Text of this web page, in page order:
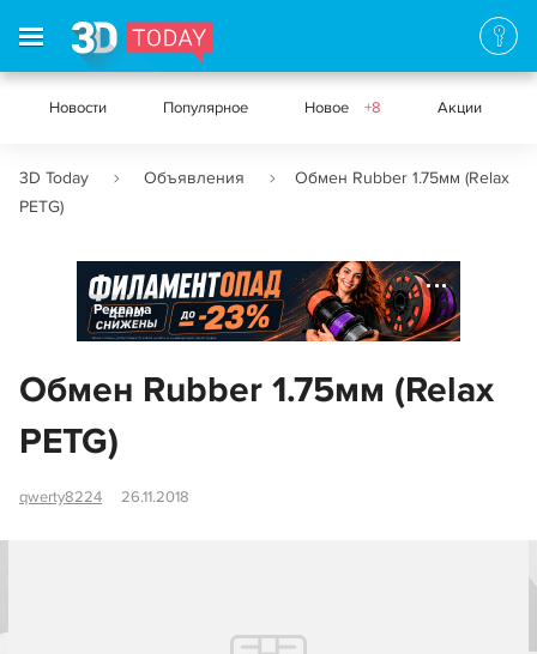
Новости Популярное Новое +8 Акции
3D Today Объявления
Обмен Rubber 1.75мм (Relax
PETG)
Реклама
Обмен Rubber 1.75мм (Relax
PETG)
qwerty8224 26.11.2018